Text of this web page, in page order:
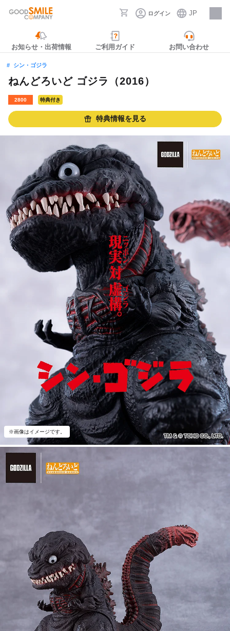
ログイン JP
採用情報
お知らせ・出荷情報 ご利用ガイド お問い合わせ
シン・ゴジラ
ねんどろいど ゴジラ（2016）
2800 特典付き
特典情報を見る
※画像はイメージです。